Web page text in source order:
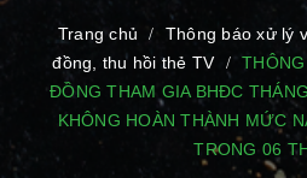
Trang chủ /
Thông báo xử lý
đồng, thu hồi thẻ TV
/
ĐỒNG THAM GIA BHĐC
KHÔNG HOÀN THÀNH MỨC
TRONG 06